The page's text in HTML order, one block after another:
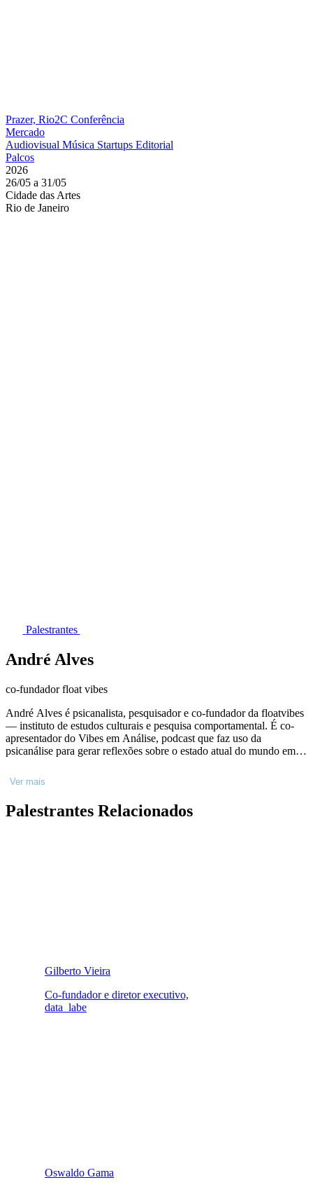
Prazer, Rio2C Conferência
Mercado
Audiovisual Música Startups Editorial
Palcos
2026
26/05 a 31/05
Cidade das Artes
Rio de Janeiro
Palestrantes
André Alves
co-fundador float vibes
André Alves é psicanalista, pesquisador e co-fundador da floatvibes
— instituto de estudos culturais e pesquisa comportamental. É co-
apresentador do Vibes em Análise, podcast que faz uso da
psicanálise para gerar reflexões sobre o estado atual do mundo em
para escutar as vibrações da cultura contemporânea, publicado em
2023 pela Editora Nacional. André é ainda o criador do Psicanálise
filmes e séries. Em suas redes, ele elabora sobre saúde mental,
Ver mais
Palestrantes Relacionados
Gilberto Vieira
Co-fundador e diretor executivo,
data_labe
Oswaldo Gama